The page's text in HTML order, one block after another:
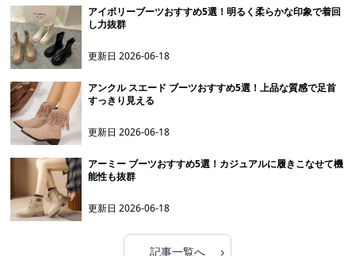
アイボリーブーツおすすめ5選！明るく柔らかな印象で着回
し力抜群
更新日2026-06-18
アンクル スエード ブーツおすすめ5選！上品な質感で足首
すっきり見える
更新日2026-06-18
アーミー ブーツおすすめ5選！カジュアルに履きこなせて機
能性も抜群
更新日2026-06-18
記事一覧へ ›